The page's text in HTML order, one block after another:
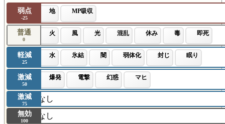
弱点
-25
地 MP吸収
普通
0
火 風 光 混乱 休み 毒 即死
軽減
25
水 氷結 闇 弱体化 封じ 眠り
激減
50
爆発 電撃 幻惑 マヒ
激減
75
なし
無効
100
なし